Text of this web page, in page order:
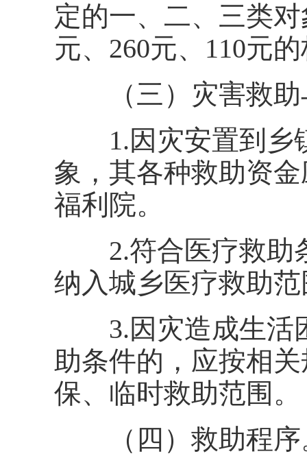
定的一、二、三类
元、260元、110元
（三）灾害救助
1.因灾安置到乡
象，其各种救助资
福利院。
2.符合医疗救助
纳入城乡医疗救助
3.因灾造成生活
助条件的，应按相
保、临时救助范围。
（四）救助程序